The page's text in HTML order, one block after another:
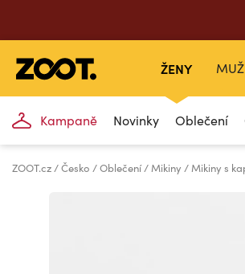
ŽENY
Kampaně Novinky Oblečení
ZOOT.cz Česko Oblečení Mikiny Mikiny s